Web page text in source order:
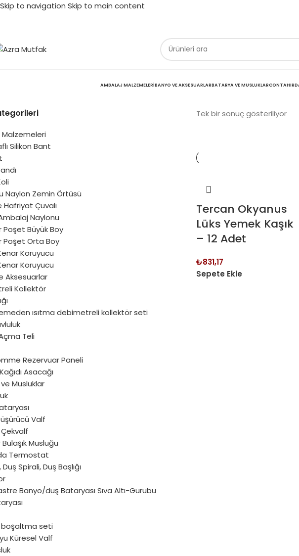
Skip to navigation Skip to main content
AMBALAJ MALZEMELERIBANYO VE AKSESUARLARBATARYA VE MUSLUKLARCONTA
Silikon Bant
Naylon Zemin Örtüsü
Hafriyat Çuvalı
Naylonu
Poşet Büyük Boy
Poşet Orta Boy
Koruyucu
Koruyucu
Aksesuarlar
Kollektör
ısıtma debimetreli kollektör seti
Teli
Rezervuar Paneli
Asacağı
Musluklar
Valf
Musluğu
Termostat
Spirali, Duş Başlığı
Banyo/duş Bataryası Sıva Altı-Gurubu
boşaltma seti
Küresel Valf
Tek bir sonuç gösteriliyor
Tercan Okyanus
Lüks Yemek Kaşık
– 12 Adet
₺831,17
Sepete Ekle